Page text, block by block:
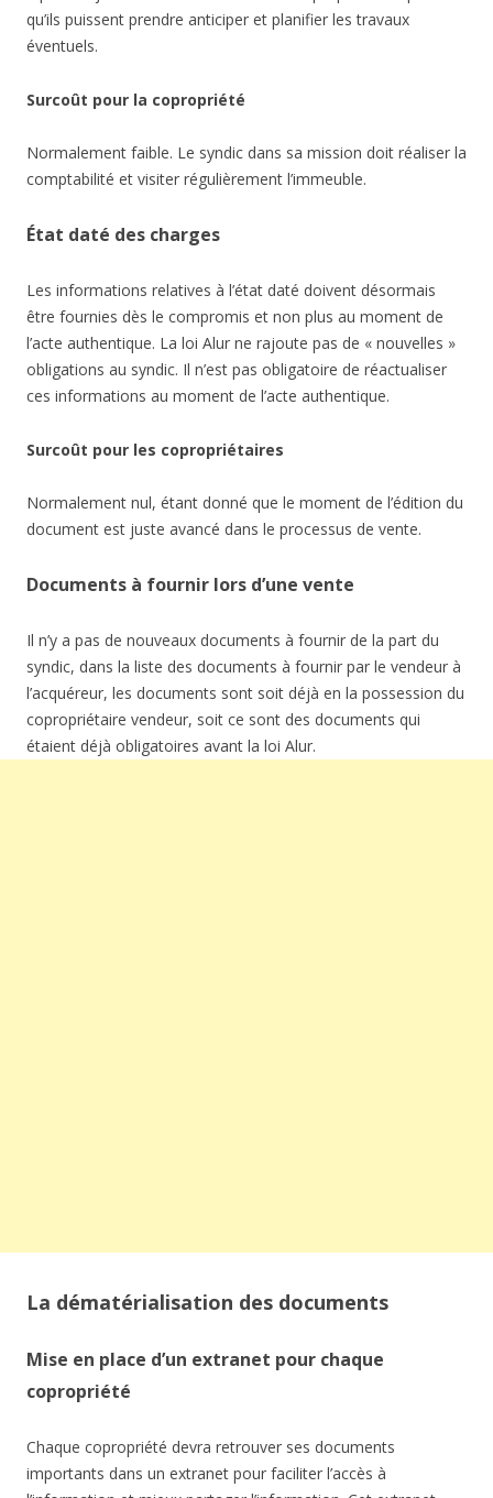
qu’ils puissent prendre anticiper et planifier les travaux
éventuels.
Surcoût pour la copropriété
Normalement faible. Le syndic dans sa mission doit réaliser la
comptabilité et visiter régulièrement l’immeuble.
État daté des charges
Les informations relatives à l’état daté doivent désormais
être fournies dès le compromis et non plus au moment de
l’acte authentique. La loi Alur ne rajoute pas de « nouvelles »
obligations au syndic. Il n’est pas obligatoire de réactualiser
ces informations au moment de l’acte authentique.
Surcoût pour les copropriétaires
Normalement nul, étant donné que le moment de l’édition du
document est juste avancé dans le processus de vente.
Documents à fournir lors d’une vente
Il n’y a pas de nouveaux documents à fournir de la part du
syndic, dans la liste des documents à fournir par le vendeur à
l’acquéreur, les documents sont soit déjà en la possession du
copropriétaire vendeur, soit ce sont des documents qui
étaient déjà obligatoires avant la loi Alur.
La dématérialisation des documents
Mise en place d’un extranet pour chaque
copropriété
Chaque copropriété devra retrouver ses documents
importants dans un extranet pour faciliter l’accès à